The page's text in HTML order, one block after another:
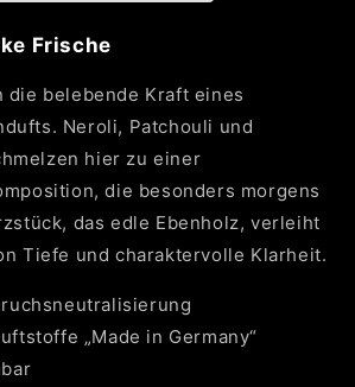
Frische
die belebende Kraft eines
Neroli, Patchouli und
hier zu einer
die besonders morgens
das edle Ebenholz, verleiht
Tiefe und charaktervolle Klarheit.
„Made in Germany“